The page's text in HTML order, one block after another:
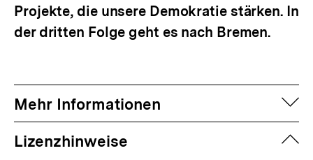
Projekte, die unsere Demokratie stärken. In
der dritten Folge geht es nach Bremen.
Mehr Informationen
Lizenzhinweise